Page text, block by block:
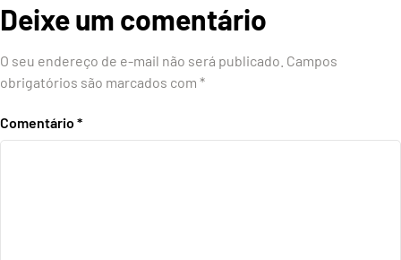
Deixe um comentário
O seu endereço de e-mail não será publicado. Campos
obrigatórios são marcados com *
Comentário *